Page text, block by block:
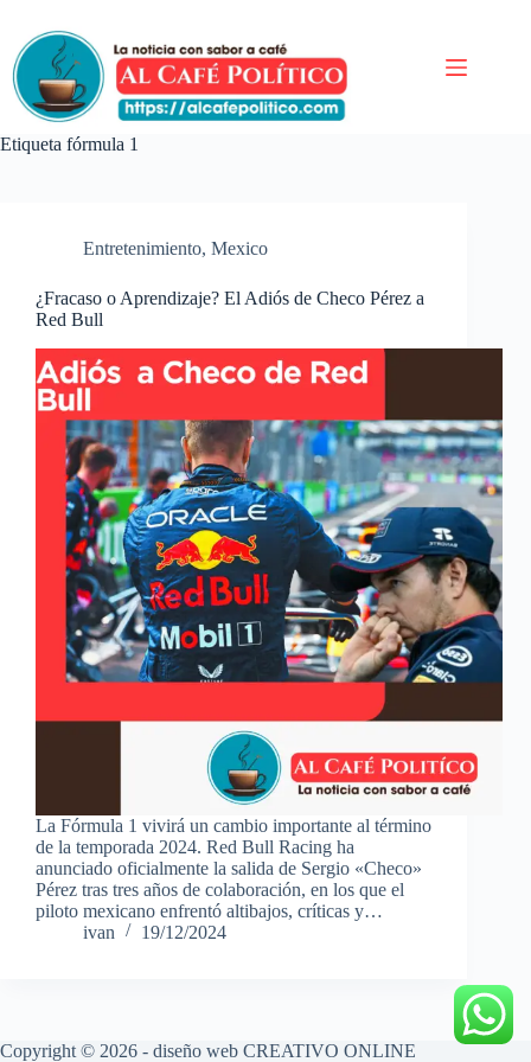
contenido
Etiqueta fórmula 1
Entretenimiento, Mexico
¿Fracaso o Aprendizaje? El Adiós de Checo Pérez a
Red Bull
La Fórmula 1 vivirá un cambio importante al término
de la temporada 2024. Red Bull Racing ha
anunciado oficialmente la salida de Sergio «Checo»
Pérez tras tres años de colaboración, en los que el
piloto mexicano enfrentó altibajos, críticas y…
ivan
19/12/2024
Copyright © 2026 - diseño web CREATIVO ONLINE